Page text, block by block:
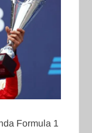
Formula 1